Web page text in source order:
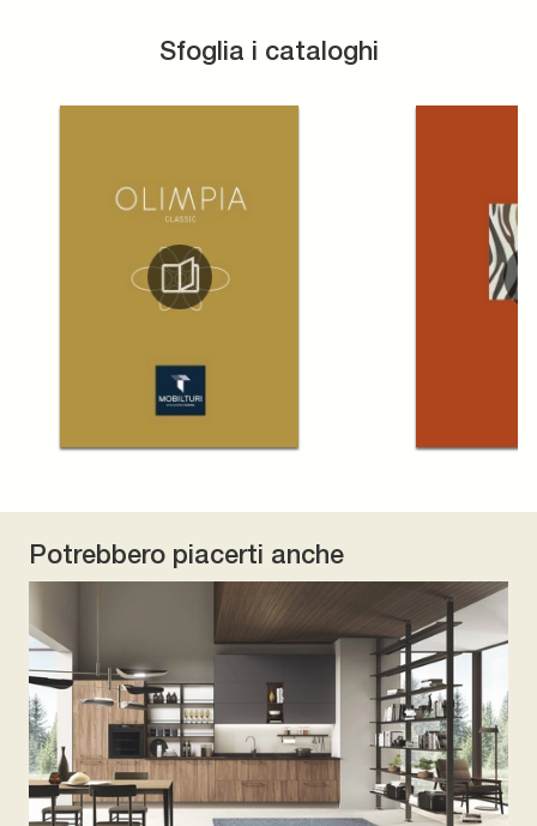
Sfoglia i cataloghi
Potrebbero piacerti anche